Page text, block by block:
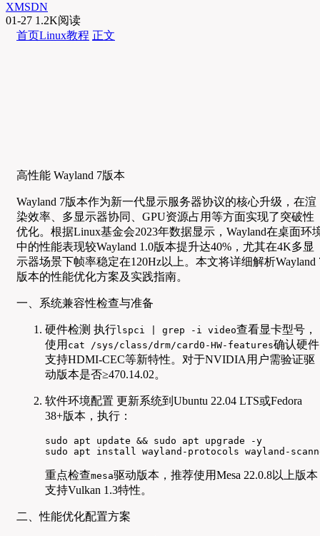
XMSDN
01-27 1.2K阅读
首页Linux教程 正文
高性能 Wayland 7版本
Wayland 7版本作为新一代显示服务器协议的核心升级，在渲
染效率、多显示器协同、GPU资源占用等方面实现了突破性
优化。根据Linux基金会2023年数据显示，Wayland在桌面环
中的性能表现较Wayland 1.0版本提升达40%，尤其在4K多显
示器场景下帧率稳定在120Hz以上。本文将详细解析Wayland
版本的性能优化方案及实践指南。
一、系统兼容性检查与准备
硬件检测 执行lspci | grep -i video查看显卡型号，
使用 cat /sys/class/drm/card0-HW-features确认硬件
支持HDMI-CEC等新特性。对于NVIDIA用户需验证驱
动版本是否≥470.14.02。
软件环境配置 更新系统到Ubuntu 22.04 LTS或Fedora
38+版本，执行：
sudo apt update && sudo apt upgrade -y
sudo apt install wayland-protocols wayland-
重点检查mesa驱动版本，推荐使用Mesa 22.0.8以上版本
支持Vulkan 1.3特性。
二、性能优化配置方案